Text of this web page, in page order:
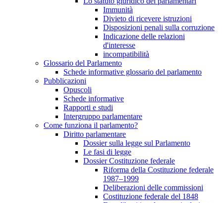
Immunità
Divieto di ricevere istruzioni
Disposizioni penali sulla corruzione
Indicazione delle relazioni
d'interesse
incompatibilità
Glossario del Parlamento
Schede informative glossario del parlamento
Pubblicazioni
Opuscoli
Schede informative
Rapporti e studi
Intergruppo parlamentare
Come funziona il parlamento?
Diritto parlamentare
Dossier sulla legge sul Parlamento
Le fasi di legge
Dossier Costituzione federale
Riforma della Costituzione federale
1987–1999
Deliberazioni delle commissioni
Costituzione federale del 1848